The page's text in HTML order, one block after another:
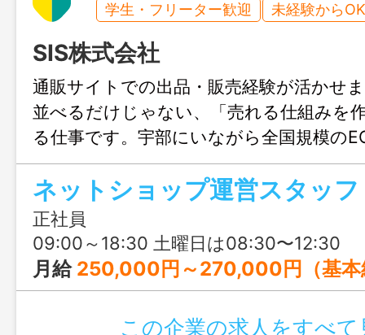
学生・フリーター歓迎
未経験からOK
SIS株式会社
通販サイトでの出品・販売経験が活かせ
並べるだけじゃない、「売れる仕組みを
る仕事です。宇部にいながら全国規模の
われるので、将来はリーダーとしてキャ
きたい方にもぴったりです。
ネットショップ運営スタッフ
正社員
09:00～18:30 土曜日は08:30〜12:30
月給 250,000円～270,000円（基本
この企業の求人をすべて